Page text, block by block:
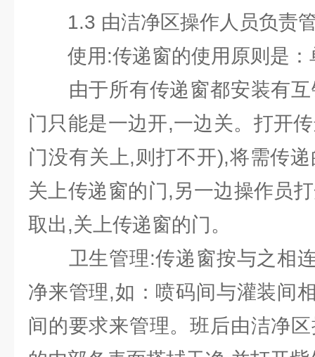
1.3 由洁净区操作人员负责
使用:传递窗的使用原则是：
由于所有传递窗都安装有互
门只能是一边开,一边关。打开
门没有关上,则打不开),将需传
关上传递窗的门,另一边操作员
取出,关上传递窗的门。
卫生管理:传递窗按与之相连
净来管理,如：喷码间与灌装间
间的要求来管理。班后由洁净